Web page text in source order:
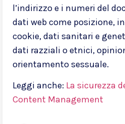
l’indirizzo e i numeri del
dati web come posizione,
cookie, dati sanitari e
dati razziali o etnici,
orientamento sessuale.
Leggi anche: La sicurezza
Content Management